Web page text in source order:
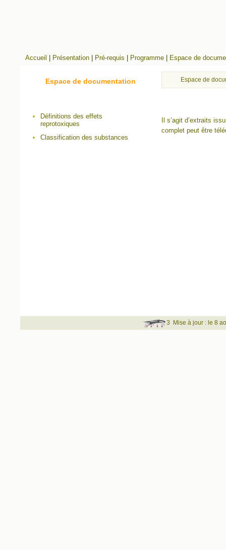
Accueil Présentation Pré-requis Programme Espace de
Espace de
Il s’agit d’extraits
complet peut être
Espace de documentation
Définitions des effets
reprotoxiques
Classification des substances
3 Mise à jour : le 8